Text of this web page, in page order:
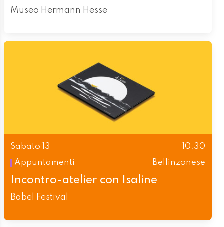
Museo Hermann Hesse
Sabato 13
10.30
Appuntamenti
Bellinzonese
Incontro-atelier con Isaline
Babel Festival